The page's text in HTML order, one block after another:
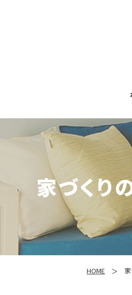
家づくり
HOME 家